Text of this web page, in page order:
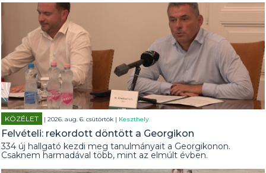
KÖZÉLET | 2026. aug. 6. csütörtök | Keszthely
Felvételi: rekordott döntött a Georgikon
334 új hallgató kezdi meg tanulmányait a Georgikonon.
Csaknem harmadával több, mint az elmúlt évben.